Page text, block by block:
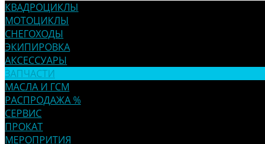
КВАДРОЦИКЛЫ
МОТОЦИКЛЫ
СНЕГОХОДЫ
ЭКИПИРОВКА
АКСЕССУАРЫ
ЗАПЧАСТИ
МАСЛА И ГСМ
РАСПРОДАЖА %
СЕРВИС
ПРОКАТ
МЕРОПРИТИЯ